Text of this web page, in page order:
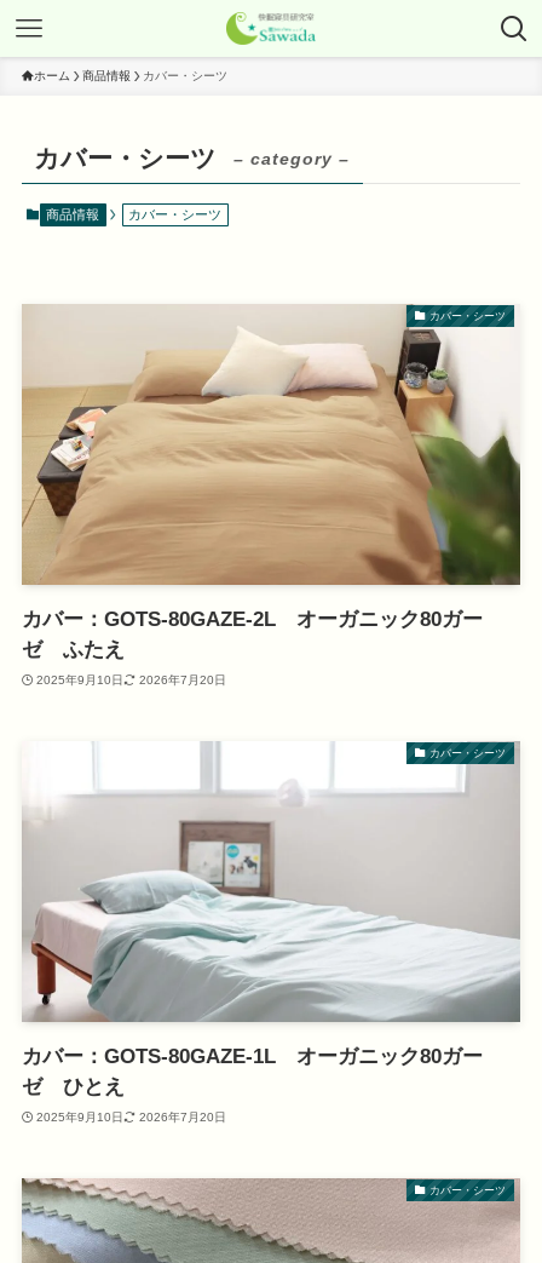
ホーム 商品情報 カバー・シーツ
カバー・シーツ – category –
商品情報 カバー・シーツ
カバー・シーツ
カバー：GOTS-80GAZE-2L オーガニック80ガー
ゼ ふたえ
2025年9月10日 2026年7月20日
カバー・シーツ
カバー：GOTS-80GAZE-1L オーガニック80ガー
ゼ ひとえ
2025年9月10日 2026年7月20日
カバー・シーツ